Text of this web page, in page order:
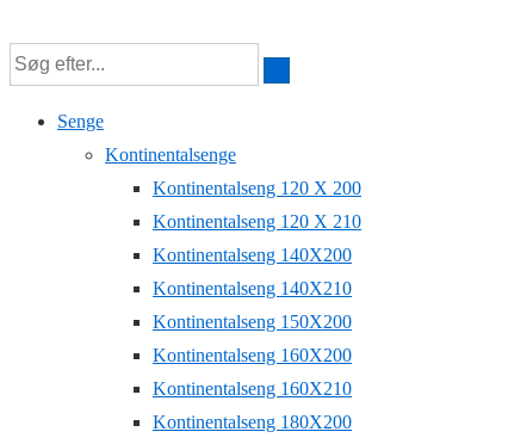
Hop
til
hovedindhold
Senge
Kontinentalsenge
Kontinentalseng 120 X 200
Kontinentalseng 120 X 210
Kontinentalseng 140X200
Kontinentalseng 140X210
Kontinentalseng 150X200
Kontinentalseng 160X200
Kontinentalseng 160X210
Kontinentalseng 180X200